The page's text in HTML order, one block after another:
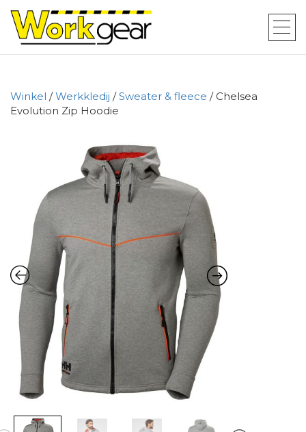
Winkel /Werkkledij /Sweater & fleece / Chelsea
Evolution Zip Hoodie